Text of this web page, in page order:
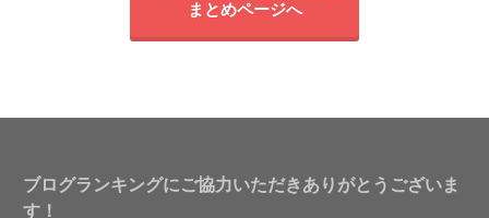
まとめページへ
ブログランキングにご協力いただきありがとうございま
す！